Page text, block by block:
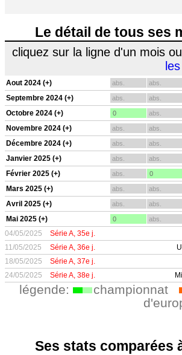
Le détail de tous ses
cliquez sur la ligne d'un mois ou
Aout 2024 (+) abs. abs.
Septembre 2024 (+) abs. abs.
Octobre 2024 (+) 0 abs.
Novembre 2024 (+) abs. abs.
Décembre 2024 (+) abs. abs.
Janvier 2025 (+) abs. abs.
Février 2025 (+) abs. 0
Mars 2025 (+) abs. abs.
Avril 2025 (+) abs. abs.
Mai 2025 (+) 0 abs.
04/05/2025 Série A, 35e j.
11/05/2025
Série A, 36e j.
18/05/2025
Série A, 37e j.
24/05/2025
Série A, 38e j.
légende: championnat
Ses stats comparées